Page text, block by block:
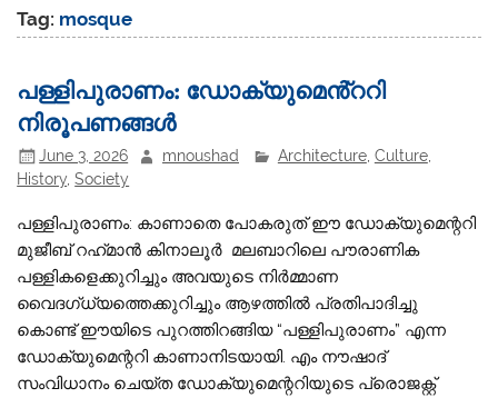
Tag: mosque
പള്ളിപുരാണം: ഡോക്യുമെൻ്ററി
നിരൂപണങ്ങൾ
June 3, 2026 mnoushad Architecture, Culture,
History,Society
പള്ളിപുരാണം: കാണാതെ പോകരുത്‌ ഈ ഡോക്യുമെന്ററി
മുജീബ് റഹ്‌മാൻ കിനാലൂർ മലബാറിലെ പൗരാണിക
പള്ളികളെക്കുറിച്ചും അവയുടെ നിർമ്മാണ
വൈദഗ്ധ്യത്തെക്കുറിച്ചും ആഴത്തിൽ പ്രതിപാദിച്ചു
കൊണ്ട്‌ ഈയിടെ പുറത്തിറങ്ങിയ “പള്ളിപുരാണം” എന്ന
ഡോക്യുമെന്ററി കാണാനിടയായി. എം നൗഷാദ്‌
സംവിധാനം ചെയ്ത ഡോക്യുമെന്ററിയുടെ പ്രൊജക്റ്റ്‌